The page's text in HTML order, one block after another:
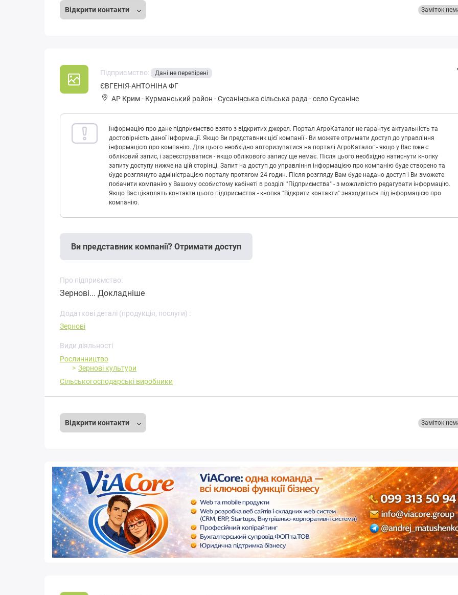
Відкрити контакти Заміток
Підприємство: Дані не перевірені
ЄВГЕНІЯ-АНТОНІНА ФГ
АР Крим- Курманський район -Сусанінська сільська рада -село Сусаніне
Інформацію про дане підприємство взято з відкритих джерел. Портал АгроКаталог не гарантує актуальність та
достовірність даної інформації. Якщо Ви представник цієї компанії - Ви можете отримати доступ до управління
інформацією про компанію. Для цього необхідно авторизуватися на порталі АгроКаталог - якщо у Вас вже є
обліковий запис, і зареєструватися - якщо облікового запису ще немає. Після цього необхідно натиснути кнопку
запиту доступу нижче на цій сторінці. Запит на доступ до управління інформацією про компанію буде створено та
буде розглянуто адміністрацією порталу протягом 24 годин. Після розгляду Вам буде надано доступ і Ви зможете
побачити компанію у Вашому особистому кабінеті в розділі "Підприємства" - з можливістю редагувати інформацію.
Якщо Вас цікавлять контакти цього підприємства - кнопка "Відкрити контакти" знаходиться під інформацією про
компанію.
Ви представник компанії? Отримати доступ
Про підприємство:
Зернові... Докладніше
Додаткові деталі (продукція, послуги) :
Зернові
Види діяльності
Рослинництво
Зернові культури
Сільськогосподарські виробники
Відкрити контакти Заміток